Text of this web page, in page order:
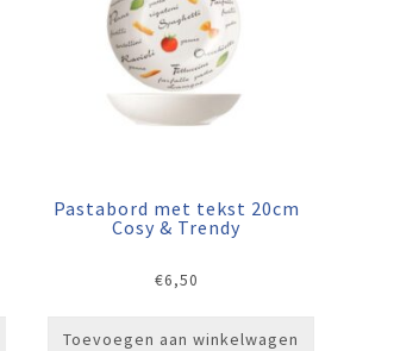
Pastabord met tekst 20cm
Cosy & Trendy
€6,50
Toevoegen aan winkelwagen